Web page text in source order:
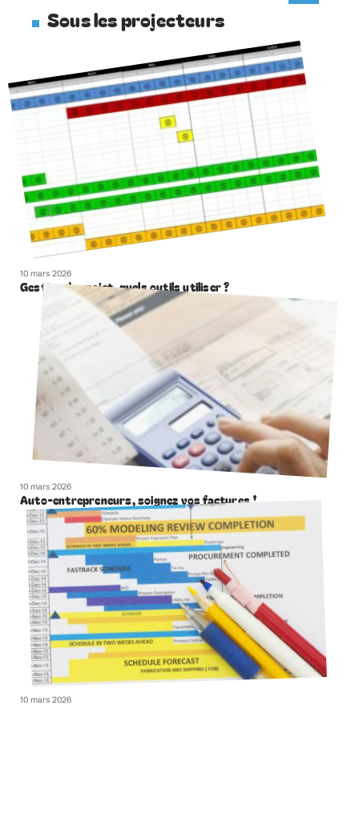
Sous les projecteurs
10 mars 2026
Gestion de projet, quels outils utiliser ?
10 mars 2026
Auto-entrepreneurs, soignez vos factures !
10 mars 2026